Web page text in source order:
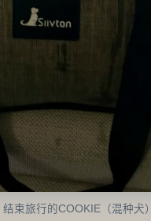
结束旅行的COOKIE（混种犬）